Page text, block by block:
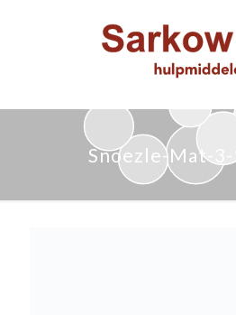
Snoezle-Mat-3-